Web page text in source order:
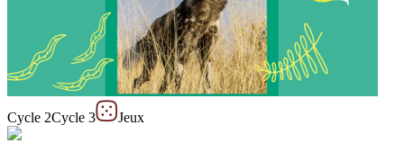
Cycle 2Cycle 3 Jeux